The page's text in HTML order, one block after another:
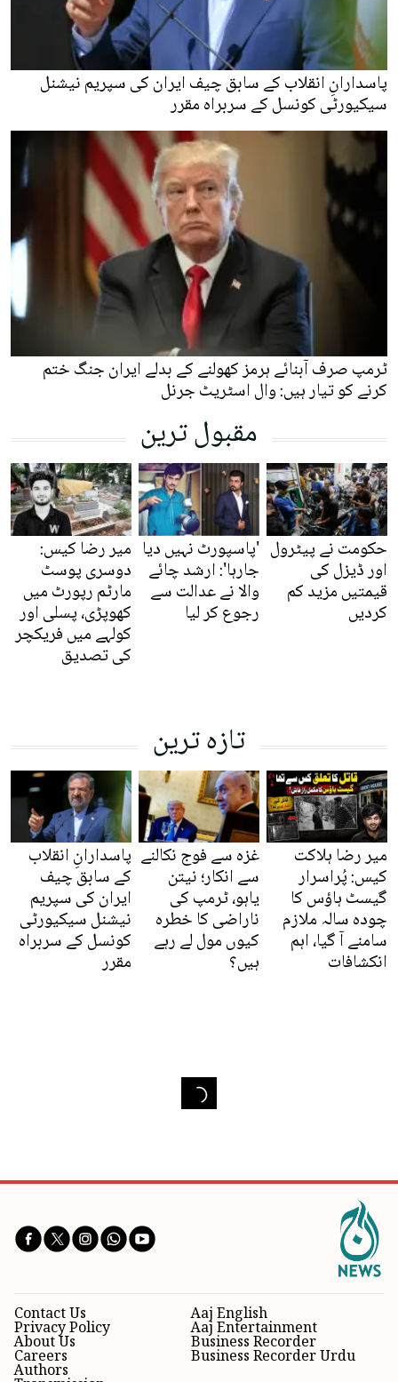
پاسدارانِ انقلاب کے سابق چیف ایران کی سپریم نیشنل
سیکیورٹی کونسل کے سربراہ مقرر
ٹرمپ صرف آبنائے ہرمز کھولنے کے بدلے ایران جنگ ختم
کرنے کو تیار ہیں: وال اسٹریٹ جرنل
مقبول ترین
حکومت نے پیٹرول
اور ڈیزل کی
قیمتیں مزید کم
کردیں
'پاسپورٹ نہیں دیا
جارہا': ارشد چائے
والا نے عدالت سے
رجوع کر لیا
میر رضا کیس:
دوسری پوسٹ
مارٹم رپورٹ میں
کھوپڑی، پسلی اور
کولہے میں فریکچر
کی تصدیق
تازہ ترین
میر رضا ہلاکت
کیس: پُراسرار
گیسٹ ہاؤس کا
چودہ سالہ ملازم
سامنے آ گیا، اہم
انکشافات
غزہ سے فوج نکالنے
سے انکار؛ نیتن
یاہو، ٹرمپ کی
ناراضی کا خطرہ
کیوں مول لے رہے
ہیں؟
پاسدارانِ انقلاب
کے سابق چیف
ایران کی سپریم
نیشنل سیکیورٹی
کونسل کے سربراہ
مقرر
Aaj English
Aaj Entertainment
Business Recorder
Business Recorder Urdu
Contact Us
Privacy Policy
About Us
Careers
Authors